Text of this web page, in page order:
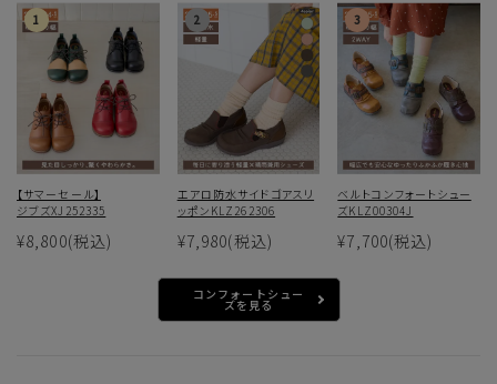
【サマーセール】
ジブズXJ252335
¥8,800(税込)
エアロ防水サイドゴアスリ
ッポンKLZ262306
¥7,980(税込)
ベルトコンフォートシュー
ズKLZ00304J
¥7,700(税込)
コンフォートシュー
ズを見る